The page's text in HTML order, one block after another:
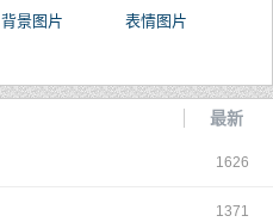
背景图片
表情图片
最新
1626
1371